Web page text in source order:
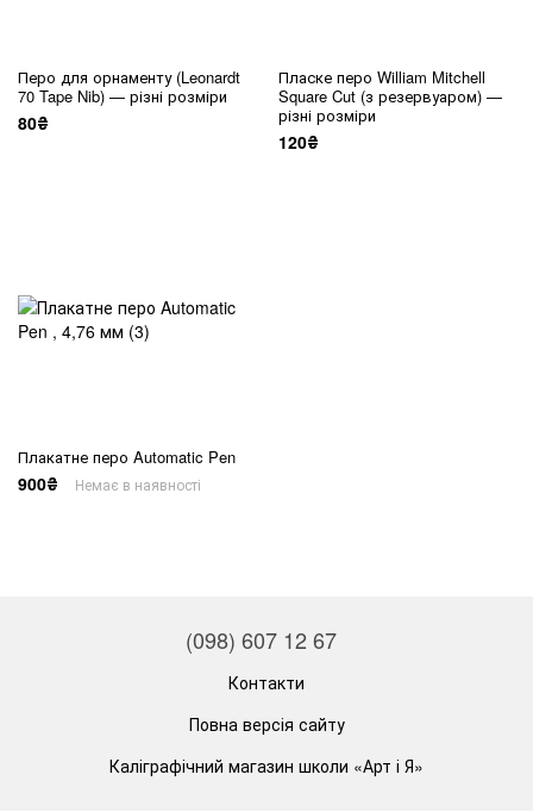
Перо для орнаменту (Leonardt
70 Tape Nib) — різні розміри
80₴
Пласке перо William Mitchell
Square Cut (з резервуаром) —
різні розміри
120₴
Плакатне перо Automatic Pen
900₴ Немає в наявності
(098) 607 12 67
Контакти
Повна версія сайту
Каліграфічний магазин школи «Арт і Я»